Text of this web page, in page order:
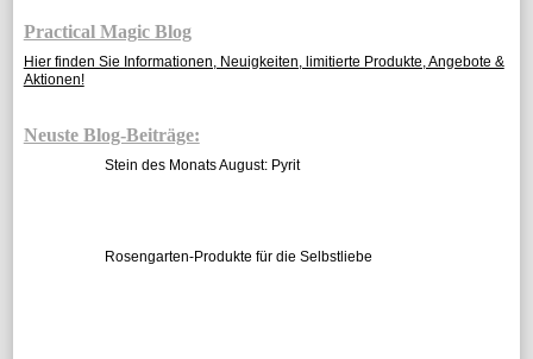
Practical Magic Blog
Hier finden Sie Informationen, Neuigkeiten, limitierte Produkte, Angebote &
Aktionen!
Neuste Blog-Beiträge:
Stein des Monats August: Pyrit
Rosengarten-Produkte für die Selbstliebe